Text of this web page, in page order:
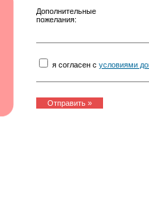
Дополнительные
пожелания:
я согласен с условиями